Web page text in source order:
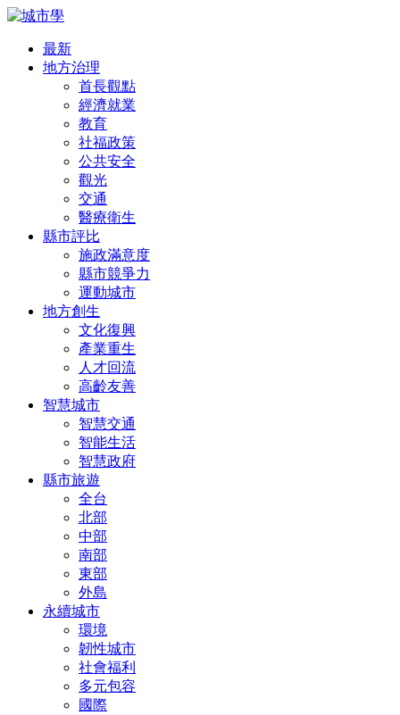
最新
地方治理
首長觀點
經濟就業
教育
社福政策
公共安全
觀光
交通
醫療衛生
縣市評比
施政滿意度
縣市競爭力
運動城市
地方創生
文化復興
產業重生
人才回流
高齡友善
智慧城市
智慧交通
智能生活
智慧政府
縣市旅遊
全台
北部
中部
南部
東部
外島
永續城市
環境
韌性城市
社會福利
多元包容
國際